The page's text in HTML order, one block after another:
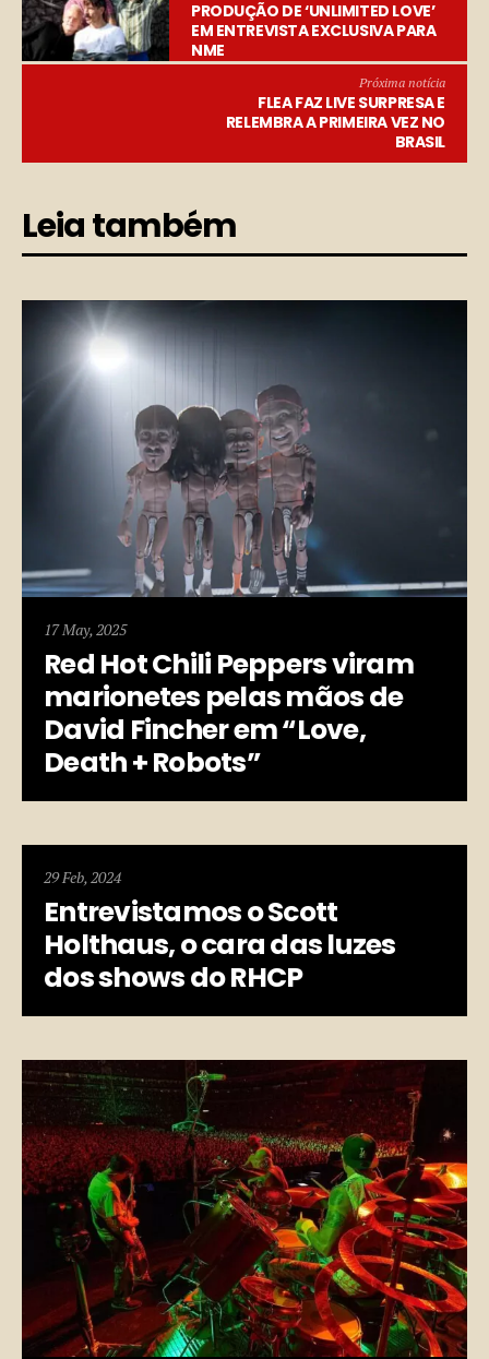
PRODUÇÃO DE ‘UNLIMITED LOVE’
EM ENTREVISTA EXCLUSIVA PARA
NME
Próxima notícia
FLEA FAZ LIVE SURPRESA E
RELEMBRA A PRIMEIRA VEZ NO
BRASIL
Leia também
17 May, 2025
Red Hot Chili Peppers viram
marionetes pelas mãos de
David Fincher em “Love,
Death + Robots”
29 Feb, 2024
Entrevistamos o Scott
Holthaus, o cara das luzes
dos shows do RHCP